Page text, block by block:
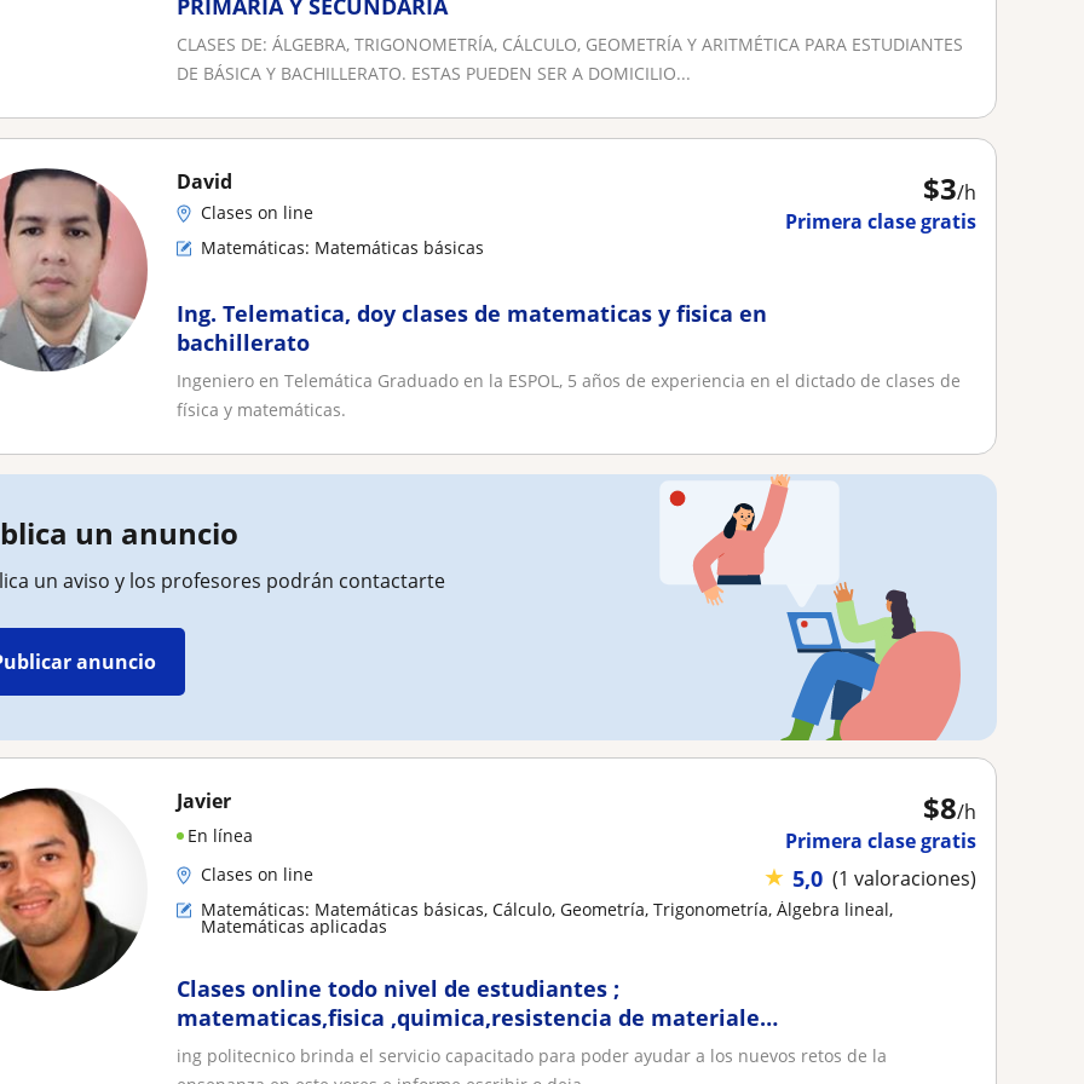
PRIMARIA Y SECUNDARIA
CLASES DE: ÁLGEBRA, TRIGONOMETRÍA, CÁLCULO, GEOMETRÍA Y ARITMÉTICA PARA ESTUDIANTES
DE BÁSICA Y BACHILLERATO. ESTAS PUEDEN SER A DOMICILIO...
$3/h
Primera clase gratis
David
Clases on line
Matemáticas: Matemáticas básicas
Ing. Telematica, doy clases de matematicas y fisica en
bachillerato
Ingeniero en Telemática Graduado en la ESPOL, 5 años de experiencia en el dictado de clases de
física y matemáticas.
un anuncio
un aviso y los profesores podrán contactarte
anuncio
$8/h
Primera clase gratis
★ 5,0 (1 valoraciones)
Javier
En línea
Clases on line
Matemáticas: Matemáticas básicas, Cálculo, Geometría, Trigonometría, Álgebra lineal,
Matemáticas aplicadas
Clases online todo nivel de estudiantes ;
matematicas,fisica ,quimica,resistencia de materiales
,dinamica ,etc
ing politecnico brinda el servicio capacitado para poder ayudar a los nuevos retos de la